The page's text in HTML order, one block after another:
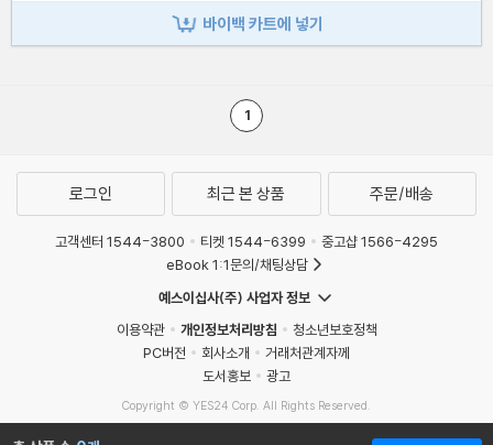
바이백 카트에 넣기
1
로그인 최근 본 상품 주문/배송
고객센터 1544-3800 티켓 1544-6399
중고샵 1566-4295
eBook 1:1문의/채팅상담
예스이십사(주) 사업자 정보
이용약관
개인정보처리방침
청소년보호정책
PC버전
회사소개
거래처관계자께
도서홍보
광고
Copyright © YES24 Corp. All Rights Reserved.
MATOM11